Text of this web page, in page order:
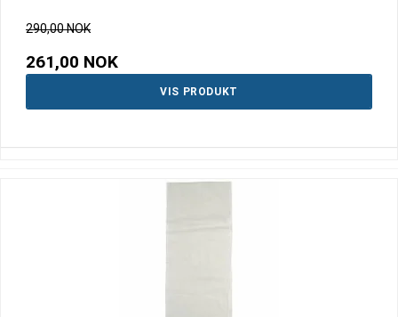
290,00 NOK
261,00 NOK
VIS PRODUKT